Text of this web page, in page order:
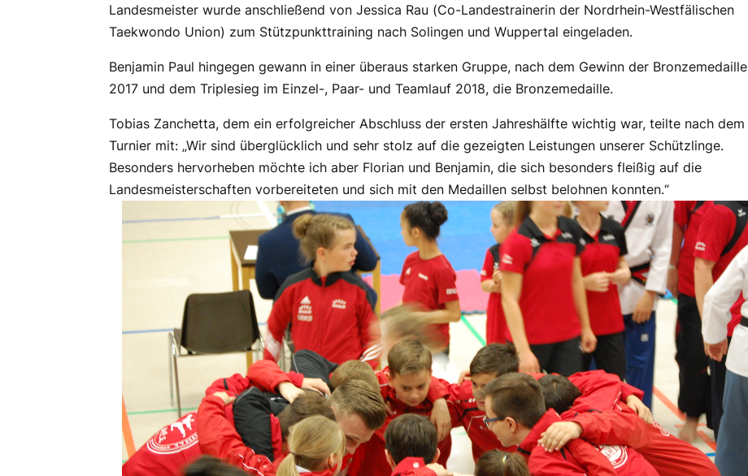
Landesmeister wurde anschließend von Jessica Rau (Co-Landestrainerin der Nordrhein-Westfälischen
Taekwondo Union) zum Stützpunkttraining nach Solingen und Wuppertal eingeladen.
Benjamin Paul hingegen gewann in einer überaus starken Gruppe, nach dem Gewinn der Bronzemedaille
2017 und dem Triplesieg im Einzel-, Paar- und Teamlauf 2018, die Bronzemedaille.
Tobias Zanchetta, dem ein erfolgreicher Abschluss der ersten Jahreshälfte wichtig war, teilte nach dem
Turnier mit: „Wir sind überglücklich und sehr stolz auf die gezeigten Leistungen unserer Schützlinge.
Besonders hervorheben möchte ich aber Florian und Benjamin, die sich besonders fleißig auf die
Landesmeisterschaften vorbereiteten und sich mit den Medaillen selbst belohnen konnten.“